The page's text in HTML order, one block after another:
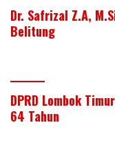
Dr. Safrizal Z.A,
Belitung
DPRD Lombok
64 Tahun